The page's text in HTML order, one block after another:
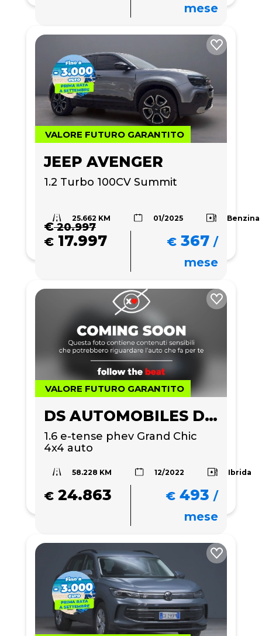
mese
VALORE FUTURO GARANTITO
JEEP AVENGER
1.2 Turbo 100CV Summit
25.662 KM 01/2025 Benzina
€20.997
€ 17.997 € 367 /
mese
VALORE FUTURO GARANTITO
DS AUTOMOBILES DS 7 CROSSBACK
1.6 e-tense phev Grand Chic
4x4 auto
58.228 KM 12/2022 Ibrida
€ 24.863 € 493 /
mese